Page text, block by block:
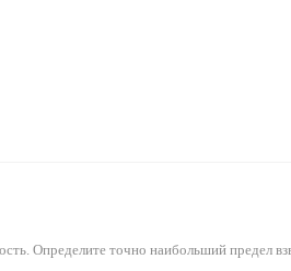
Определите точно наибольший предел